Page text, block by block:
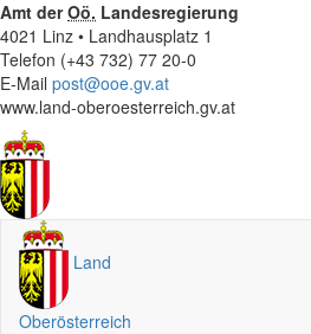
Amt derOö. Landesregierung
4021 Linz • Landhausplatz 1
Telefon (+43 732) 77 20-0
E-Mail post@ooe.gv.at
www.land-oberoesterreich.gv.at
Land
Oberösterreich